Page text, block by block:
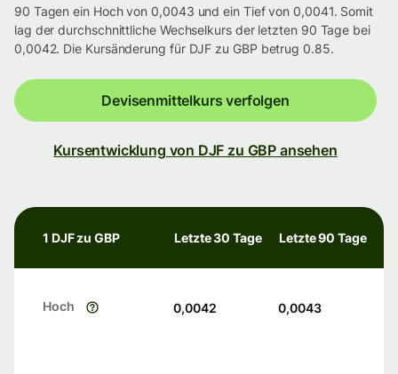
90 Tagen ein Hoch von 0,0043 und ein Tief von 0,0041. Somit
lag der durchschnittliche Wechselkurs der letzten 90 Tage bei
0,0042. Die Kursänderung für DJF zu GBP betrug 0.85.
Devisenmittelkurs verfolgen
Kursentwicklung von DJF zu GBP ansehen
1 DJF zu GBP Letzte 30 Tage Letzte 90 Tage
Hoch 0,0042 0,0043